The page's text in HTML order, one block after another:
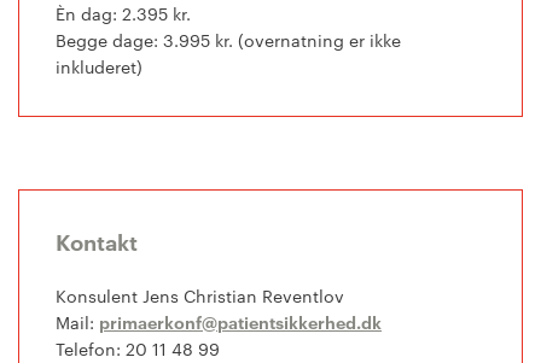
Èn dag: 2.395 kr.
Begge dage: 3.995 kr. (overnatning er ikke
inkluderet)
Kontakt
Konsulent Jens Christian Reventlov
Mail: primaerkonf@patientsikkerhed.dk
Telefon: 20 11 48 99